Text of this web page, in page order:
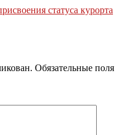
статуса курорта
Обязательные поля